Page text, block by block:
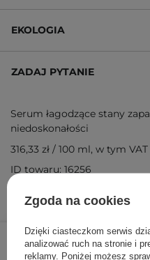
94,90 zł /szt.
EKOLOGIA
ZADAJ PYTANIE
Serum łagodzące stany
niedoskonałości
316,33 zł / 100 ml, w tym VAT
ID towaru: 16256
Zgoda na cookies
Dzięki ciasteczkom serwis
analizować ruch na stronie i
reklamy. Poniżej możesz